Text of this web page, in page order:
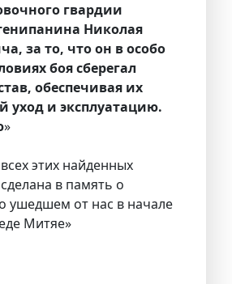
гвардии
Николая
за то, что он в особо
боя сберегал
обеспечивая их
уход и эксплуатацию.
»
этих найденных
в память о
ушедшем от нас в начале
Митяе»